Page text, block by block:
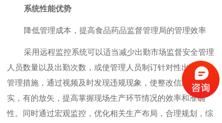
系统性能优势
降低管理成本，提高食品药品监督管理局的管理效率
采用远程监控系统可以适当减少出勤市场监督安全管理
人员数量以及出勤次数，或使管理人员制订针对性出勤检查
管理措施，通过视频及时发现违规现象，使整改信息传达落
实，有的放矢，提高掌握现场生产环节情况的效率和准确
性。同时通过宏观监控，优化相关生产布局，合理规划，综